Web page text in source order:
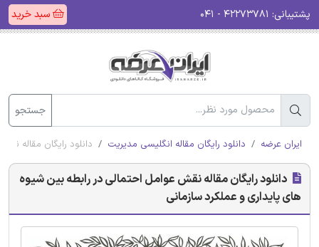
پشتیبانی: سبد خرید
جستجو
ایران عرضه دانلود رایگان مقاله انگلیسی مدیریت دانلود رایگان مقاله
دانلود رایگان مقاله نقش عوامل احتمالی در رابطه بین شیوه
های پایداری و عملکرد سازمانی